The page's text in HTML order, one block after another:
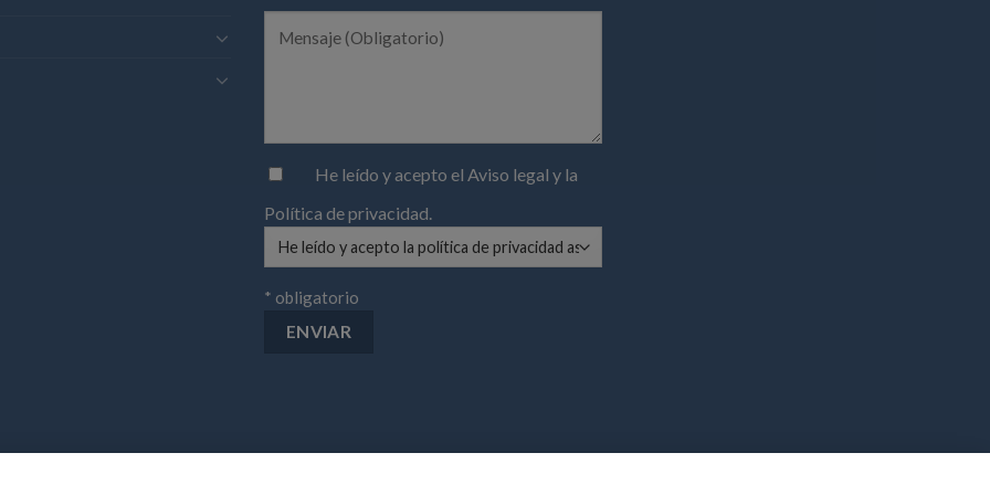
He leído y acepto elAviso legaly la
Política de privacidad.
* obligatorio
siguientes 24h. En la comunidad de Madrid se entregaran de lunes a sábado con transporte propio. Y en el resto de la península, se enviaran el día inmediato a la recepción del mismo siendo los días de envíos de lunes a